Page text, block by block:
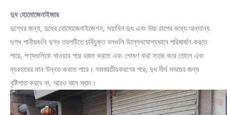
দুধ হোমোজেনাইজার
দুগ্ধের জন্য, দুধের হোমোজেনাইজেশন, সয়াবিন দুধ এবং উচ্চ চাপের মধ্যে অন্যান্য
দুগ্ধ পানীয়গুলি দুগ্ধ তরলটিতে চর্বিযুক্ত বলগুলি উল্লেখযোগ্যভাবে পরিমার্জন করতে
পারে, পণ্যগুলিকে খাওয়ার পরে হজম করতে এবং শোষণ করা সহজ করে তোলে এবং
ব্যবহারের মান উন্নত করতে পারে। সমজাতীয়করণের পরে, দুধ দীর্ঘ সময়ের জন্য
বৃষ্টিপাত করবে না, আরও ভাল স্বাদ।